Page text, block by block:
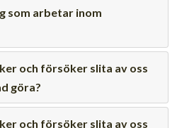
som arbetar inom
och försöker slita av oss
göra?
och försöker slita av oss